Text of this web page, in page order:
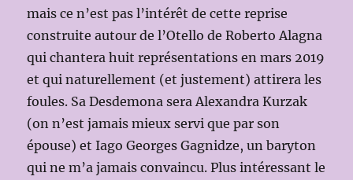
mais ce n’est pas l’intérêt de cette reprise
construite autour de l’Otello de Roberto Alagna
qui chantera huit représentations en mars 2019
et qui naturellement (et justement) attirera les
foules. Sa Desdemona sera Alexandra Kurzak
(on n’est jamais mieux servi que par son
épouse) et Iago Georges Gagnidze, un baryton
qui ne m’a jamais convaincu. Plus intéressant le